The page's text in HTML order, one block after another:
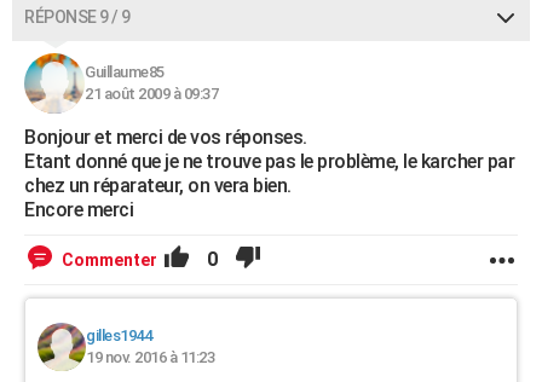
RÉPONSE 9 / 9
Guillaume85
21 août 2009 à 09:37
Bonjour et merci de vos réponses.
Etant donné que je ne trouve pas le problème, le karcher par
chez un réparateur, on vera bien.
Encore merci
Commenter 0
gilles1944
19 nov. 2016 à 11:23